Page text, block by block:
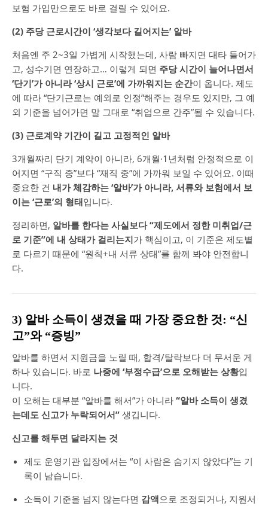
보험 가입만으로도 바로 걸릴 수 있어요.
(2) 주당 근로시간이 ‘생각보다 길어지는’ 알바
처음엔 주 2~3일 가볍게 시작했는데, 사람 빠지면 대타 들어가
고, 성수기면 연장하고… 이렇게 되면 주당 시간이 늘어나면서
‘단기’가 아니라 ‘상시 근로’에 가까워지는 순간이 옵니다. 제도
에 따라 “단기근로는 예외로 인정”해주는 경우도 있지만, 그 예
외 기준을 넘어가면 말 그대로 “취업으로 간주”될 수 있습니다.
(3) 근로계약 기간이 길고 고정적인 알바
3개월짜리 단기 계약이 아니라, 6개월·1년처럼 안정적으로 이
어지면 “구직 중”보다 “재직 중”에 가까워 보일 수 있어요. 이때
중요한 건 내가 체감하는 ‘알바’가 아니라, 서류와 보험에서 보
이는 ‘근로’의 형태입니다.
정리하면, 알바를 한다는 사실보다 “제도에서 정한 미취업/근
로 기준”에 내 상태가 걸리는지가 핵심이고, 이 기준은 제도별
로 다르기 때문에 “원칙+내 서류 상태”를 함께 봐야 안전합니
다.
3) 알바 소득이 생겼을 때 가장 중요한 것: “신
고”와 “증빙”
알바를 하면서 지원금을 노릴 때, 합격/탈락보다 더 무서운 게
하나 있습니다. 바로 나중에 ‘부정수급’으로 오해받는 상황입
니다.
이 오해는 대부분 “알바를 해서”가 아니라 “알바 소득이 생겼
는데도 신고가 누락되어서” 생깁니다.
신고를 해두면 달라지는 것
제도 운영기관 입장에서는 “이 사람은 숨기지 않았다”는 기
록이 남습니다.
소득이 기준을 넘지 않는다면 감액으로 조정되거나, 지원서